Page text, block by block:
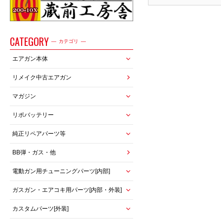
CATEGORY カテゴリ
エアガン本体
リメイク中古エアガン
マガジン
リポバッテリー
純正リペアパーツ等
BB弾・ガス・他
電動ガン用チューニングパーツ[内部]
ガスガン・エアコキ用パーツ[内部・外装]
カスタムパーツ[外装]